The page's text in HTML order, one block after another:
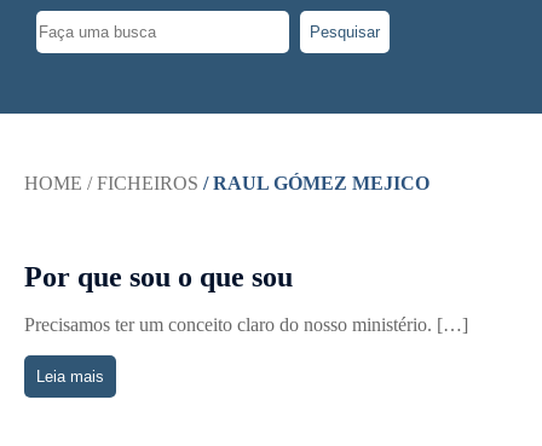
Pesquisar
HOME / FICHEIROS / RAUL GÓMEZ MEJICO
Por que sou o que sou
Precisamos ter um conceito claro do nosso ministério. […]
Leia mais